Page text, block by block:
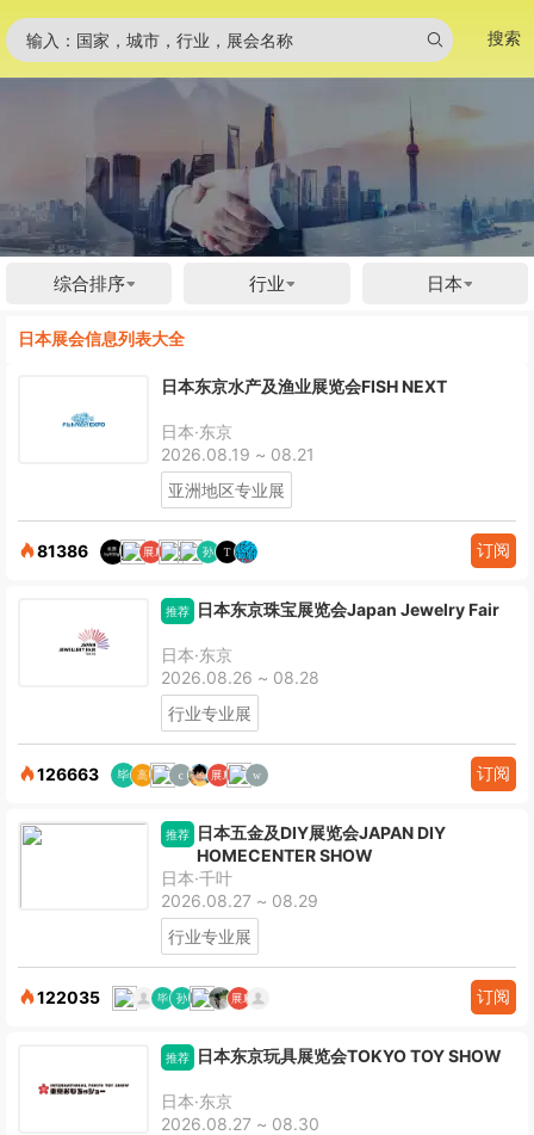
输入：国家，城市，行业，展会名称 搜索
综合排序 行业 日本
日本展会信息列表大全
日本东京水产及渔业展览会FISH NEXT
日本·东京
2026.08.19 ~ 08.21
亚洲地区专业展
81386 订阅
推荐 日本东京珠宝展览会Japan Jewelry Fair
日本·东京
2026.08.26 ~ 08.28
行业专业展
126663 订阅
推荐
日本五金及DIY展览会JAPAN DIY
HOMECENTER SHOW
日本·千叶
2026.08.27 ~ 08.29
行业专业展
122035 订阅
推荐 日本东京玩具展览会TOKYO TOY SHOW
日本·东京
2026.08.27 ~ 08.30